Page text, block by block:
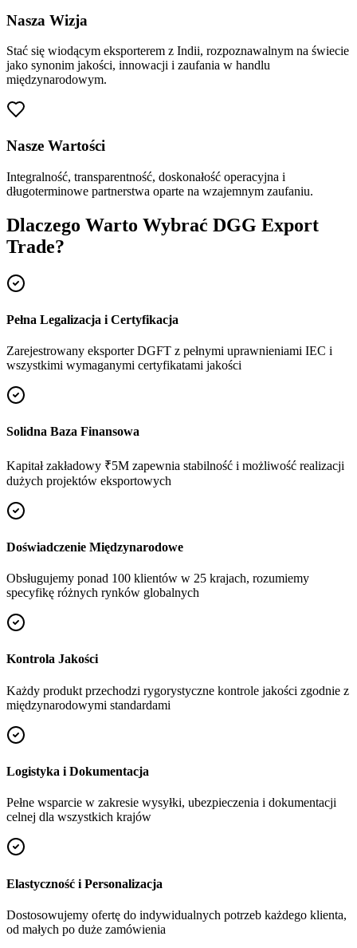
Nasza Wizja
Stać się wiodącym eksporterem z Indii, rozpoznawalnym na świecie
jako synonim jakości, innowacji i zaufania w handlu
międzynarodowym.
Nasze Wartości
Integralność, transparentność, doskonałość operacyjna i
długoterminowe partnerstwa oparte na wzajemnym zaufaniu.
Dlaczego Warto Wybrać DGG Export
Trade?
Pełna Legalizacja i Certyfikacja
Zarejestrowany eksporter DGFT z pełnymi uprawnieniami IEC i
wszystkimi wymaganymi certyfikatami jakości
Solidna Baza Finansowa
Kapitał zakładowy ₹5M zapewnia stabilność i możliwość realizacji
dużych projektów eksportowych
Doświadczenie Międzynarodowe
Obsługujemy ponad 100 klientów w 25 krajach, rozumiemy
specyfikę różnych rynków globalnych
Kontrola Jakości
Każdy produkt przechodzi rygorystyczne kontrole jakości zgodnie z
międzynarodowymi standardami
Logistyka i Dokumentacja
Pełne wsparcie w zakresie wysyłki, ubezpieczenia i dokumentacji
celnej dla wszystkich krajów
Elastyczność i Personalizacja
Dostosowujemy ofertę do indywidualnych potrzeb każdego klienta,
od małych po duże zamówienia